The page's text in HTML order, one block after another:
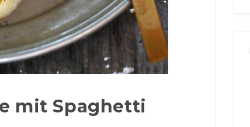
mit Spaghetti